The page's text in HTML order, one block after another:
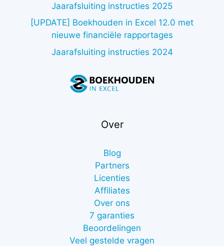
Jaarafsluiting instructies 2025
[UPDATE] Boekhouden in Excel 12.0 met
nieuwe financiële rapportages
Jaarafsluiting instructies 2024
Over
Blog
Partners
Licenties
Affiliates
Over ons
7 garanties
Beoordelingen
Veel gestelde vragen